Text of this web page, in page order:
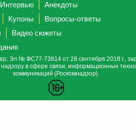
Интервью
Анекдоты
Купоны
Вопросы-ответы
Видео сюжеты
Эл № ФС77-73814 от 28 сентября 2018 г.,
в сфере связи, информационных
коммуникаций (Роскомнадзор).